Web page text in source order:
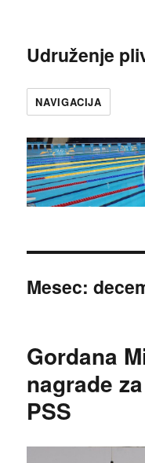
Udruženje
NAVIGACIJA
Mesec:
Gordana
nagrade
PSS